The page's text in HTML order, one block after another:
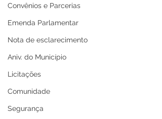
Convênios e Parcerias
Emenda Parlamentar
Nota de esclarecimento
Aniv. do Município
Licitações
Comunidade
Segurança